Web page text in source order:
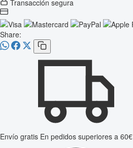
Transacción segura
Share:
Envío gratis En pedidos superiores a 60€